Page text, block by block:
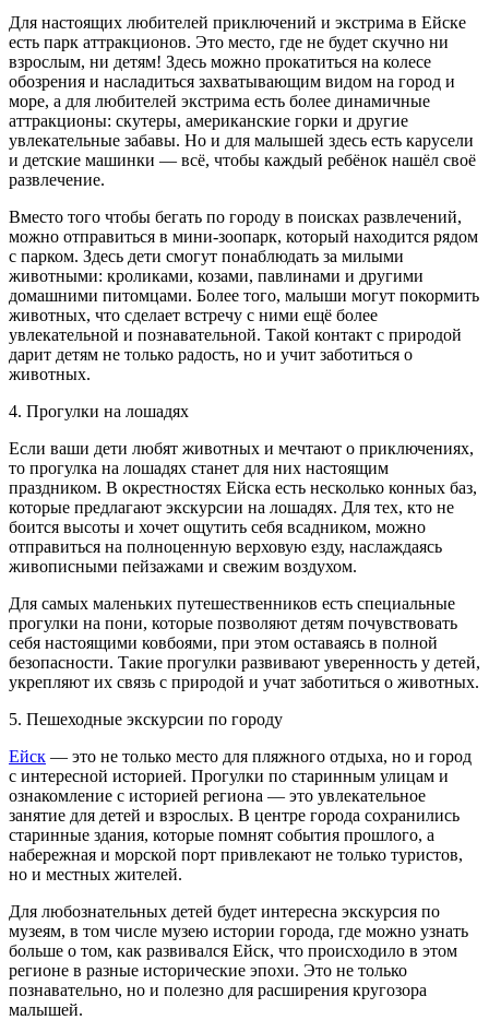
Для настоящих любителей приключений и экстрима в Ейске
есть парк аттракционов. Это место, где не будет скучно ни
взрослым, ни детям! Здесь можно прокатиться на колесе
обозрения и насладиться захватывающим видом на город и
море, а для любителей экстрима есть более динамичные
аттракционы: скутеры, американские горки и другие
увлекательные забавы. Но и для малышей здесь есть карусели
и детские машинки — всё, чтобы каждый ребёнок нашёл своё
развлечение.
Вместо того чтобы бегать по городу в поисках развлечений,
можно отправиться в мини-зоопарк, который находится рядом
с парком. Здесь дети смогут понаблюдать за милыми
животными: кроликами, козами, павлинами и другими
домашними питомцами. Более того, малыши могут покормить
животных, что сделает встречу с ними ещё более
увлекательной и познавательной. Такой контакт с природой
дарит детям не только радость, но и учит заботиться о
животных.
4. Прогулки на лошадях
Если ваши дети любят животных и мечтают о приключениях,
то прогулка на лошадях станет для них настоящим
праздником. В окрестностях Ейска есть несколько конных баз,
которые предлагают экскурсии на лошадях. Для тех, кто не
боится высоты и хочет ощутить себя всадником, можно
отправиться на полноценную верховую езду, наслаждаясь
живописными пейзажами и свежим воздухом.
Для самых маленьких путешественников есть специальные
прогулки на пони, которые позволяют детям почувствовать
себя настоящими ковбоями, при этом оставаясь в полной
безопасности. Такие прогулки развивают уверенность у детей,
укрепляют их связь с природой и учат заботиться о животных.
5. Пешеходные экскурсии по городу
Ейск — это не только место для пляжного отдыха, но и город
с интересной историей. Прогулки по старинным улицам и
ознакомление с историей региона — это увлекательное
занятие для детей и взрослых. В центре города сохранились
старинные здания, которые помнят события прошлого, а
набережная и морской порт привлекают не только туристов,
но и местных жителей.
Для любознательных детей будет интересна экскурсия по
музеям, в том числе музею истории города, где можно узнать
больше о том, как развивался Ейск, что происходило в этом
регионе в разные исторические эпохи. Это не только
познавательно, но и полезно для расширения кругозора
малышей.